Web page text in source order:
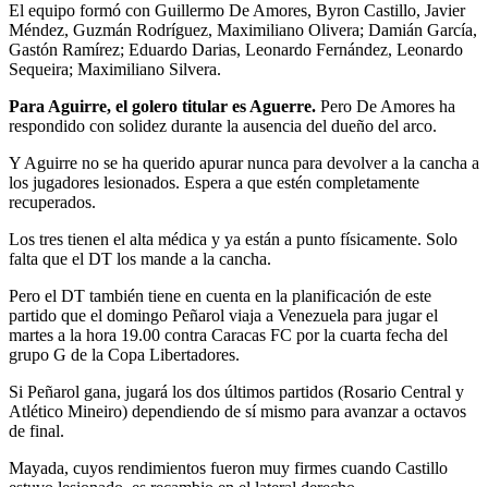
El equipo formó con Guillermo De Amores, Byron Castillo, Javier
Méndez, Guzmán Rodríguez, Maximiliano Olivera; Damián García,
Gastón Ramírez; Eduardo Darias, Leonardo Fernández, Leonardo
Sequeira; Maximiliano Silvera.
Para Aguirre, el golero titular es Aguerre. Pero De Amores ha
respondido con solidez durante la ausencia del dueño del arco.
Y Aguirre no se ha querido apurar nunca para devolver a la cancha a
los jugadores lesionados. Espera a que estén completamente
recuperados.
Los tres tienen el alta médica y ya están a punto físicamente. Solo
falta que el DT los mande a la cancha.
Pero el DT también tiene en cuenta en la planificación de este
partido que el domingo Peñarol viaja a Venezuela para jugar el
martes a la hora 19.00 contra Caracas FC por la cuarta fecha del
grupo G de la Copa Libertadores.
Si Peñarol gana, jugará los dos últimos partidos (Rosario Central y
Atlético Mineiro) dependiendo de sí mismo para avanzar a octavos
de final.
Mayada, cuyos rendimientos fueron muy firmes cuando Castillo